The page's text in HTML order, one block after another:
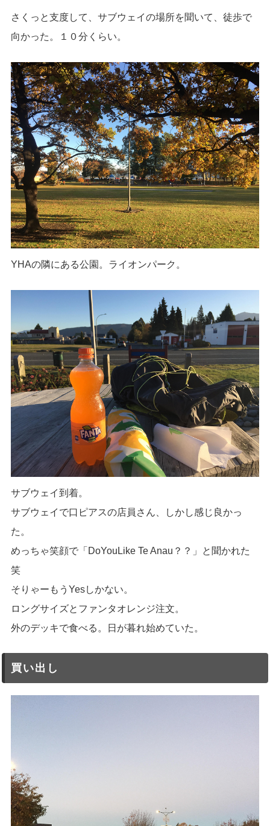
さくっと支度して、サブウェイの場所を聞いて、徒歩で
向かった。１０分くらい。
YHAの隣にある公園。ライオンパーク。
サブウェイ到着。
サブウェイで口ピアスの店員さん、しかし感じ良かっ
た。
めっちゃ笑顔で「DoYouLike Te Anau？？」と聞かれた
笑
そりゃーもうYesしかない。
ロングサイズとファンタオレンジ注文。
外のデッキで食べる。日が暮れ始めていた。
買い出し